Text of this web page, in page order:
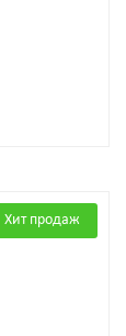
Хит продаж